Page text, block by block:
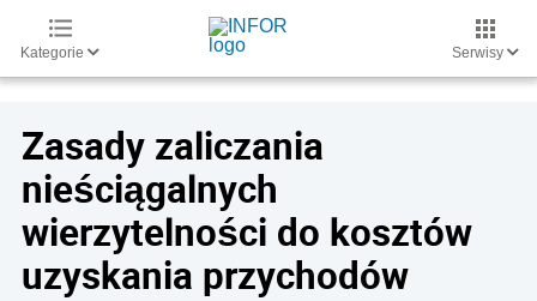
Kategorie Serwisy
Zasady zaliczania
nieściągalnych
wierzytelności do kosztów
uzyskania przychodów